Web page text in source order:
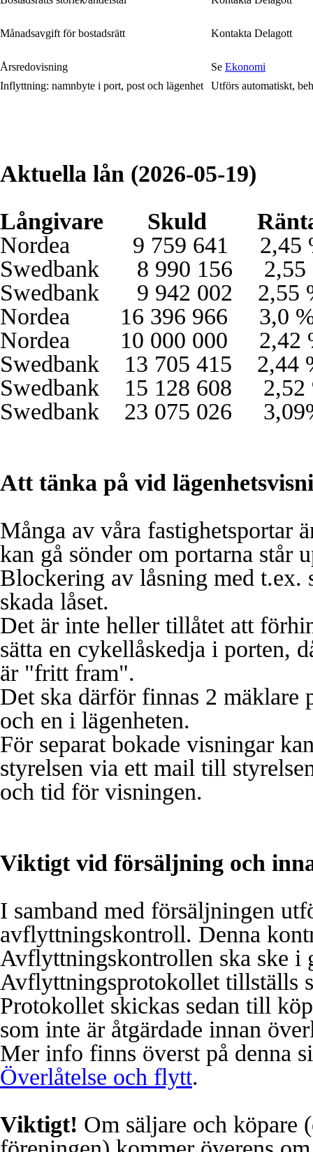
Månadsavgift för bostadsrätt Kontakta Delagott
Årsredovisning Se Ekonomi
Inflyttning: namnbyte i port, post och lägenhet
Utförs automatiskt,
Aktuella lån (2026-05-19)
Långivare
Skuld
Nordea
9 759 641
2,45
Swedbank
8 990 156
2,55
Swedbank 9 942 002 2,55
Nordea
16 396 966 3,0
Nordea
10 000 000 2,42
Swedbank
13 705 415
2,44
Swedbank
15 128 608
2,52
Swedbank
23 075 026
Att tänka på vid
Många av våra fastighetsportar
kan gå sönder om portarna står
Blockering av låsning med t.ex.
skada låset.
Det är inte heller tillåtet att
sätta en cykellåskedja i porten,
är "fritt fram".
Det ska därför finnas 2 mäklare
och en i lägenheten.
För separat bokade visningar
styrelsen via ett mail till
och tid för visningen.
Viktigt vid försäljning och
I samband med försäljningen
avflyttningskontroll. Denna
Avflyttningskontrollen ska ske i
Avflyttningsprotokollet tillställs
Protokollet skickas sedan till
som inte är åtgärdade innan
Mer info finns överst på denna
Överlåtelse och flytt.
Viktigt! Om säljare och köpare